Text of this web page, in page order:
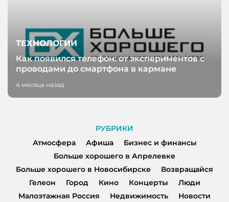
ТЕХНОЛОГИИ
Как появился телефон: от экспериментов с
проводами до смартфона в кармане
4 месяца назад
РУБРИКИ
Атмосфера
Афиша
Бизнес и финансы
Больше хорошего в Апрелевке
Больше хорошего в Новосибирске
Возвращайся
Гелеон
Город Кино Концерты
Люди
Малоэтажная Россия
Недвижимость
Новости